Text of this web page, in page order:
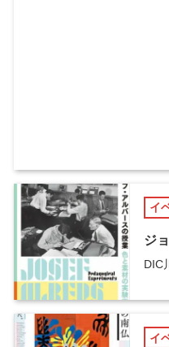
イ
ジ
DIC
イ